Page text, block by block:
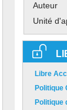
Auteur
Unité
Libre
Politique
Politique